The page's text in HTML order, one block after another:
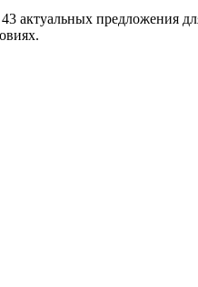
предложения